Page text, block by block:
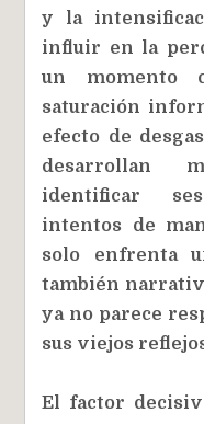
y la
influir en la
un momento
saturación
efecto de
desarrollan
identificar
intentos de
solo enfrenta
también
ya no parece
sus viejos
El factor